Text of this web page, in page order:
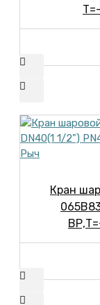
Кран